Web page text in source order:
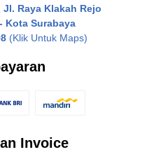
Jl. Raya Klakah Rejo
Kota Surabaya
(Klik Untuk Maps)
Invoice